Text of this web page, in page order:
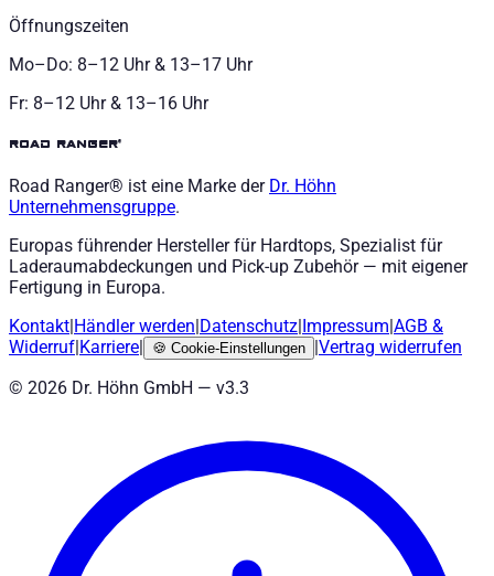
Öffnungszeiten
Mo–Do: 8–12 Uhr & 13–17 Uhr
Fr: 8–12 Uhr & 13–16 Uhr
road ranger®
Road Ranger® ist eine Marke der Dr. Höhn
Unternehmensgruppe.
Europas führender Hersteller für Hardtops, Spezialist für
Laderaumabdeckungen und Pick-up Zubehör — mit eigener
Fertigung in Europa.
Kontakt Händler werden Datenschutz Impressum AGB &
Widerruf Karriere 🍪 Cookie-Einstellungen
Vertrag widerrufen
© 2026 Dr. Höhn GmbH — v3.3